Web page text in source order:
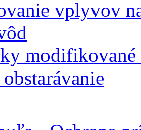
vplyvov